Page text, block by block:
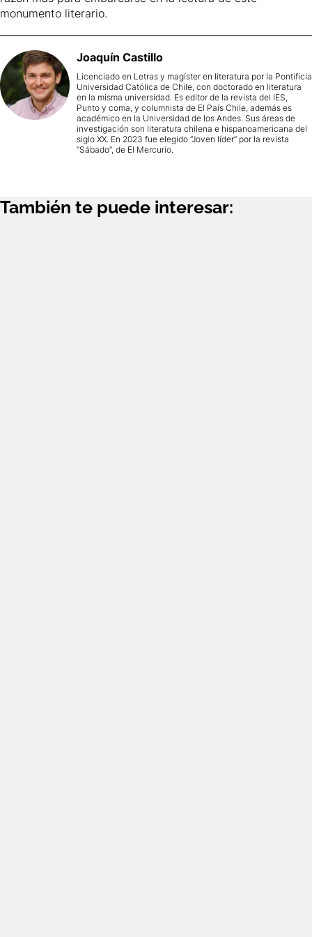
monumento literario.
Joaquín Castillo
Licenciado en Letras y magíster en literatura por la Pontificia
Universidad Católica de Chile, con doctorado en literatura
en la misma universidad. Es editor de la revista del IES,
Punto y coma, y columnista de El País Chile, además es
académico en la Universidad de los Andes. Sus áreas de
investigación son literatura chilena e hispanoamericana del
siglo XX. En 2023 fue elegido “Joven líder” por la revista
“Sábado”, de El Mercurio.
También te puede interesar: